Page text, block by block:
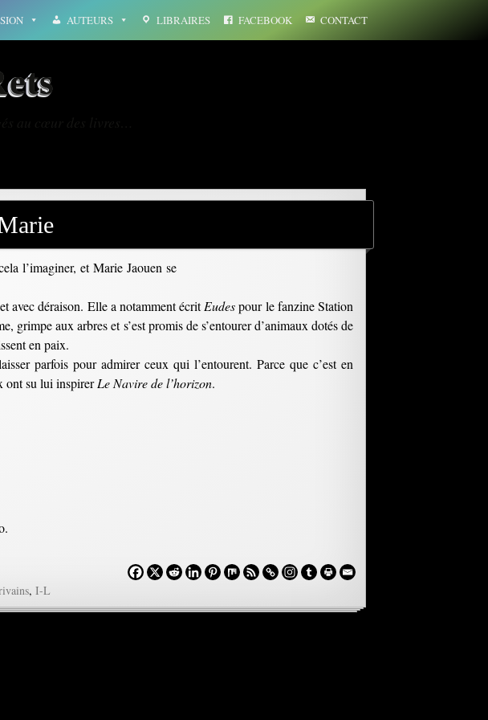
AUTEURS LIBRAIRES FACEBOOK CONTACT
l’imaginer, et Marie Jaouen se
avec déraison. Elle a notamment écritEudespour le fanzine Station
grimpe aux arbres et s’est promis de s’entourer d’animaux dotés de
en paix.
parfois pour admirer ceux qui l’entourent. Parce que c’est en
ont su lui inspirerLe Navire de l’horizon.
, I-L